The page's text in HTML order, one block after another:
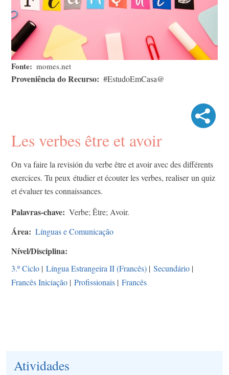
Fonte momes.net
Proveniência do Recurso #EstudoEmCasa@
Les verbes être et avoir
Onva faire la revisión duverbeêtreetavoiravecdesdifférents
exercices. Tupeux étudieretécouterlesverbes, realiserun quiz
etévaluertesconnaissances.
Palavras-chave Verbe; Être; Avoir.
Área Línguas e Comunicação
Nível/Disciplina
3.º Ciclo | Língua Estrangeira II (Francês) | Secundário |
Francês Iniciação | Profissionais | Francês
Atividades